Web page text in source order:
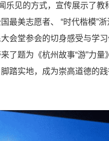
乐见的方式，宣传展示了
最美志愿者、 “时代楷模”
会堂参会的切身感受与学
了题为《杭州故事“游”力
踏实地，成为崇高道德的